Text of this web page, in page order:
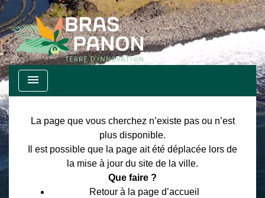
menu
La page que vous cherchez n’existe pas ou n’est
plus disponible.
Il est possible que la page ait été déplacée lors de
la mise à jour du site de la ville.
Que faire ?
Retour à la page d’accueil